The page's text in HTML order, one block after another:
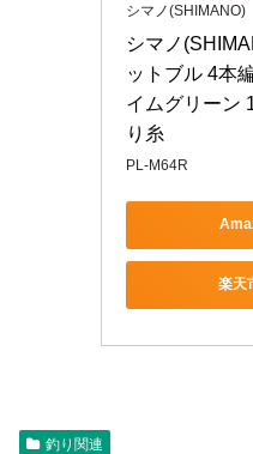
シマノ(SHIMANO)
シマノ
ットブル 4本
イムグリーン
り糸
PL-M64R
楽天
釣り関連